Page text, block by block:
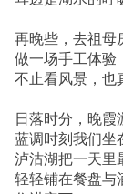
再晚些，去祖母
做一场手工体验
不止看风景，也
日落时分，晚霞
蓝调时刻我们坐
泸沽湖把一天里
轻轻铺在餐盘与